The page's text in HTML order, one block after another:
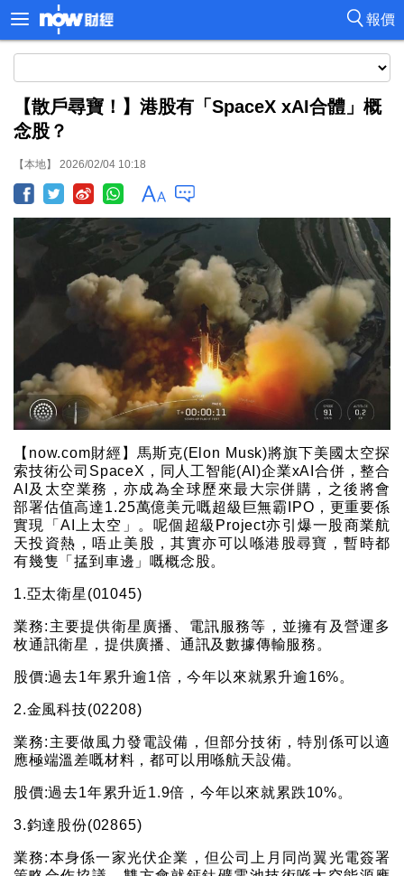
報價
【散戶尋寶！】港股有「SpaceX xAI合體」概
念股？
【本地】 2026/02/04 10:18
【now.com財經】馬斯克(Elon Musk)將旗下美國太空探
索技術公司SpaceX，同人工智能(AI)企業xAI合併，整合
AI及太空業務，亦成為全球歷來最大宗併購，之後將會
部署估值高達1.25萬億美元嘅超級巨無霸IPO，更重要係
實現「AI上太空」。呢個超級Project亦引爆一股商業航
天投資熱，唔止美股，其實亦可以喺港股尋寶，暫時都
有幾隻「掹到車邊」嘅概念股。
1.亞太衛星(01045)
業務:主要提供衛星廣播、電訊服務等，並擁有及營運多
枚通訊衛星，提供廣播、通訊及數據傳輸服務。
股價:過去1年累升逾1倍，今年以來就累升逾16%。
2.金風科技(02208)
業務:主要做風力發電設備，但部分技術，特別係可以適
應極端溫差嘅材料，都可以用喺航天設備。
股價:過去1年累升近1.9倍，今年以來就累跌10%。
3.鈞達股份(02865)
業務:本身係一家光伏企業，但公司上月同尚翼光電簽署